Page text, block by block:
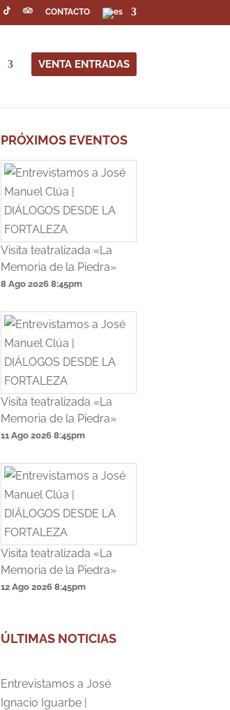
CONTACTO
VENTA ENTRADAS
PRÓXIMOS EVENTOS
Visita teatralizada «La
Memoria de la Piedra»
8 Ago 2026 8:45pm
Visita teatralizada «La
Memoria de la Piedra»
11 Ago 2026 8:45pm
Visita teatralizada «La
Memoria de la Piedra»
12 Ago 2026 8:45pm
ÚLTIMAS NOTICIAS
Entrevistamos a José
Ignacio Iguarbe |